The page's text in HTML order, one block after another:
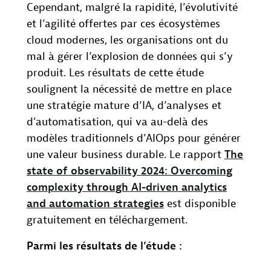
Cependant, malgré la rapidité, l’évolutivité
et l’agilité offertes par ces écosystèmes
cloud modernes, les organisations ont du
mal à gérer l’explosion de données qui s’y
produit. Les résultats de cette étude
soulignent la nécessité de mettre en place
une stratégie mature d’IA, d’analyses et
d’automatisation, qui va au-delà des
modèles traditionnels d’AIOps pour générer
une valeur business durable. Le rapport The
state of observability 2024: Overcoming
complexity through AI-driven analytics
and automation strategies est disponible
gratuitement en téléchargement.
Parmi les résultats de l’étude :